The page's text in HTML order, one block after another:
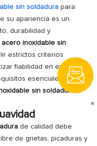
×
sin soldadurapara
su apariencia es un
durabilidad y
inoxidable sin
estrictos criterios
fiabilidad en entornos
esenciales de
sin soldadura
de calidad debe
de grietas, picaduras y